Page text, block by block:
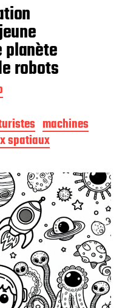
planète
robots
machines
spatiaux